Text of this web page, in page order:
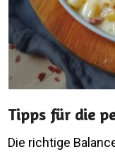
Tipps für die
Die richtige